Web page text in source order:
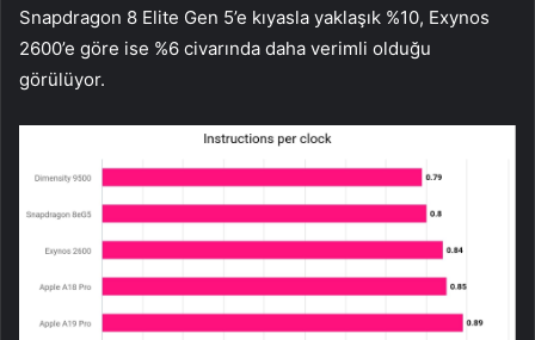
Snapdragon 8 Elite Gen 5’e kıyasla yaklaşık %10, Exynos
2600’e göre ise %6 civarında daha verimli olduğu
görülüyor.